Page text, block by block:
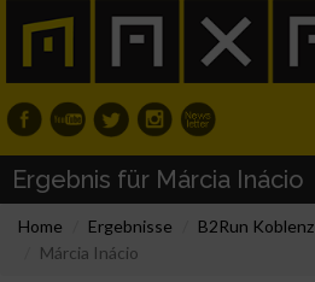
Ergebnis für Márcia Inácio
Home Ergebnisse B2Run Koblenz
Márcia Inácio